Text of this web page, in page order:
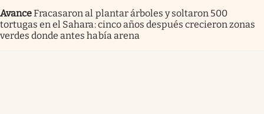
AvanceFracasaron al plantar árboles y soltaron 500
tortugas en el Sahara: cinco años después crecieron zonas
verdes donde antes había arena